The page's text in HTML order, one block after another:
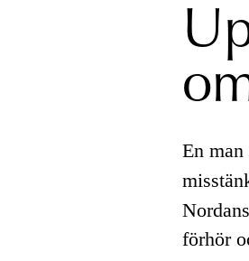
En
förhör